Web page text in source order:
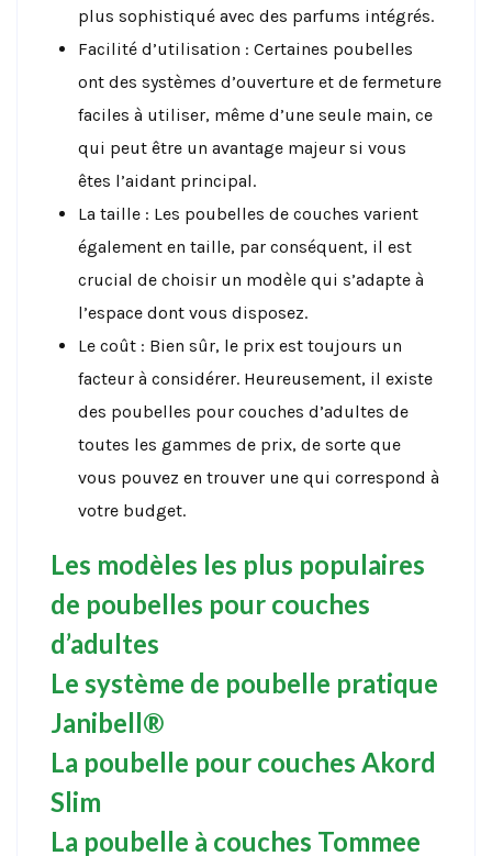
plus sophistiqué avec des parfums intégrés.
Facilité d’utilisation : Certaines poubelles
ont des systèmes d’ouverture et de fermeture
faciles à utiliser, même d’une seule main, ce
qui peut être un avantage majeur si vous
êtes l’aidant principal.
La taille : Les poubelles de couches varient
également en taille, par conséquent, il est
crucial de choisir un modèle qui s’adapte à
l’espace dont vous disposez.
Le coût : Bien sûr, le prix est toujours un
facteur à considérer. Heureusement, il existe
des poubelles pour couches d’adultes de
toutes les gammes de prix, de sorte que
vous pouvez en trouver une qui correspond à
votre budget.
Les modèles les plus populaires
de poubelles pour couches
d’adultes
Le système de poubelle pratique
Janibell®
La poubelle pour couches Akord
Slim
La poubelle à couches Tommee